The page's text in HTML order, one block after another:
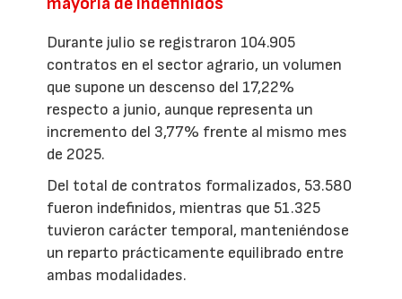
Durante julio se registraron 104.905
contratos en el sector agrario, un volumen
que supone un descenso del 17,22%
respecto a junio, aunque representa un
incremento del 3,77% frente al mismo mes
de 2025.
Del total de contratos formalizados, 53.580
fueron indefinidos, mientras que 51.325
tuvieron carácter temporal, manteniéndose
un reparto prácticamente equilibrado entre
ambas modalidades.